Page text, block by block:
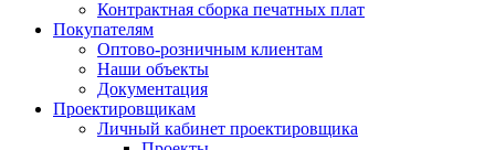
Контрактная сборка печатных плат
Покупателям
Оптово-розничным клиентам
Наши объекты
Документация
Проектировщикам
Личный кабинет проектировщика